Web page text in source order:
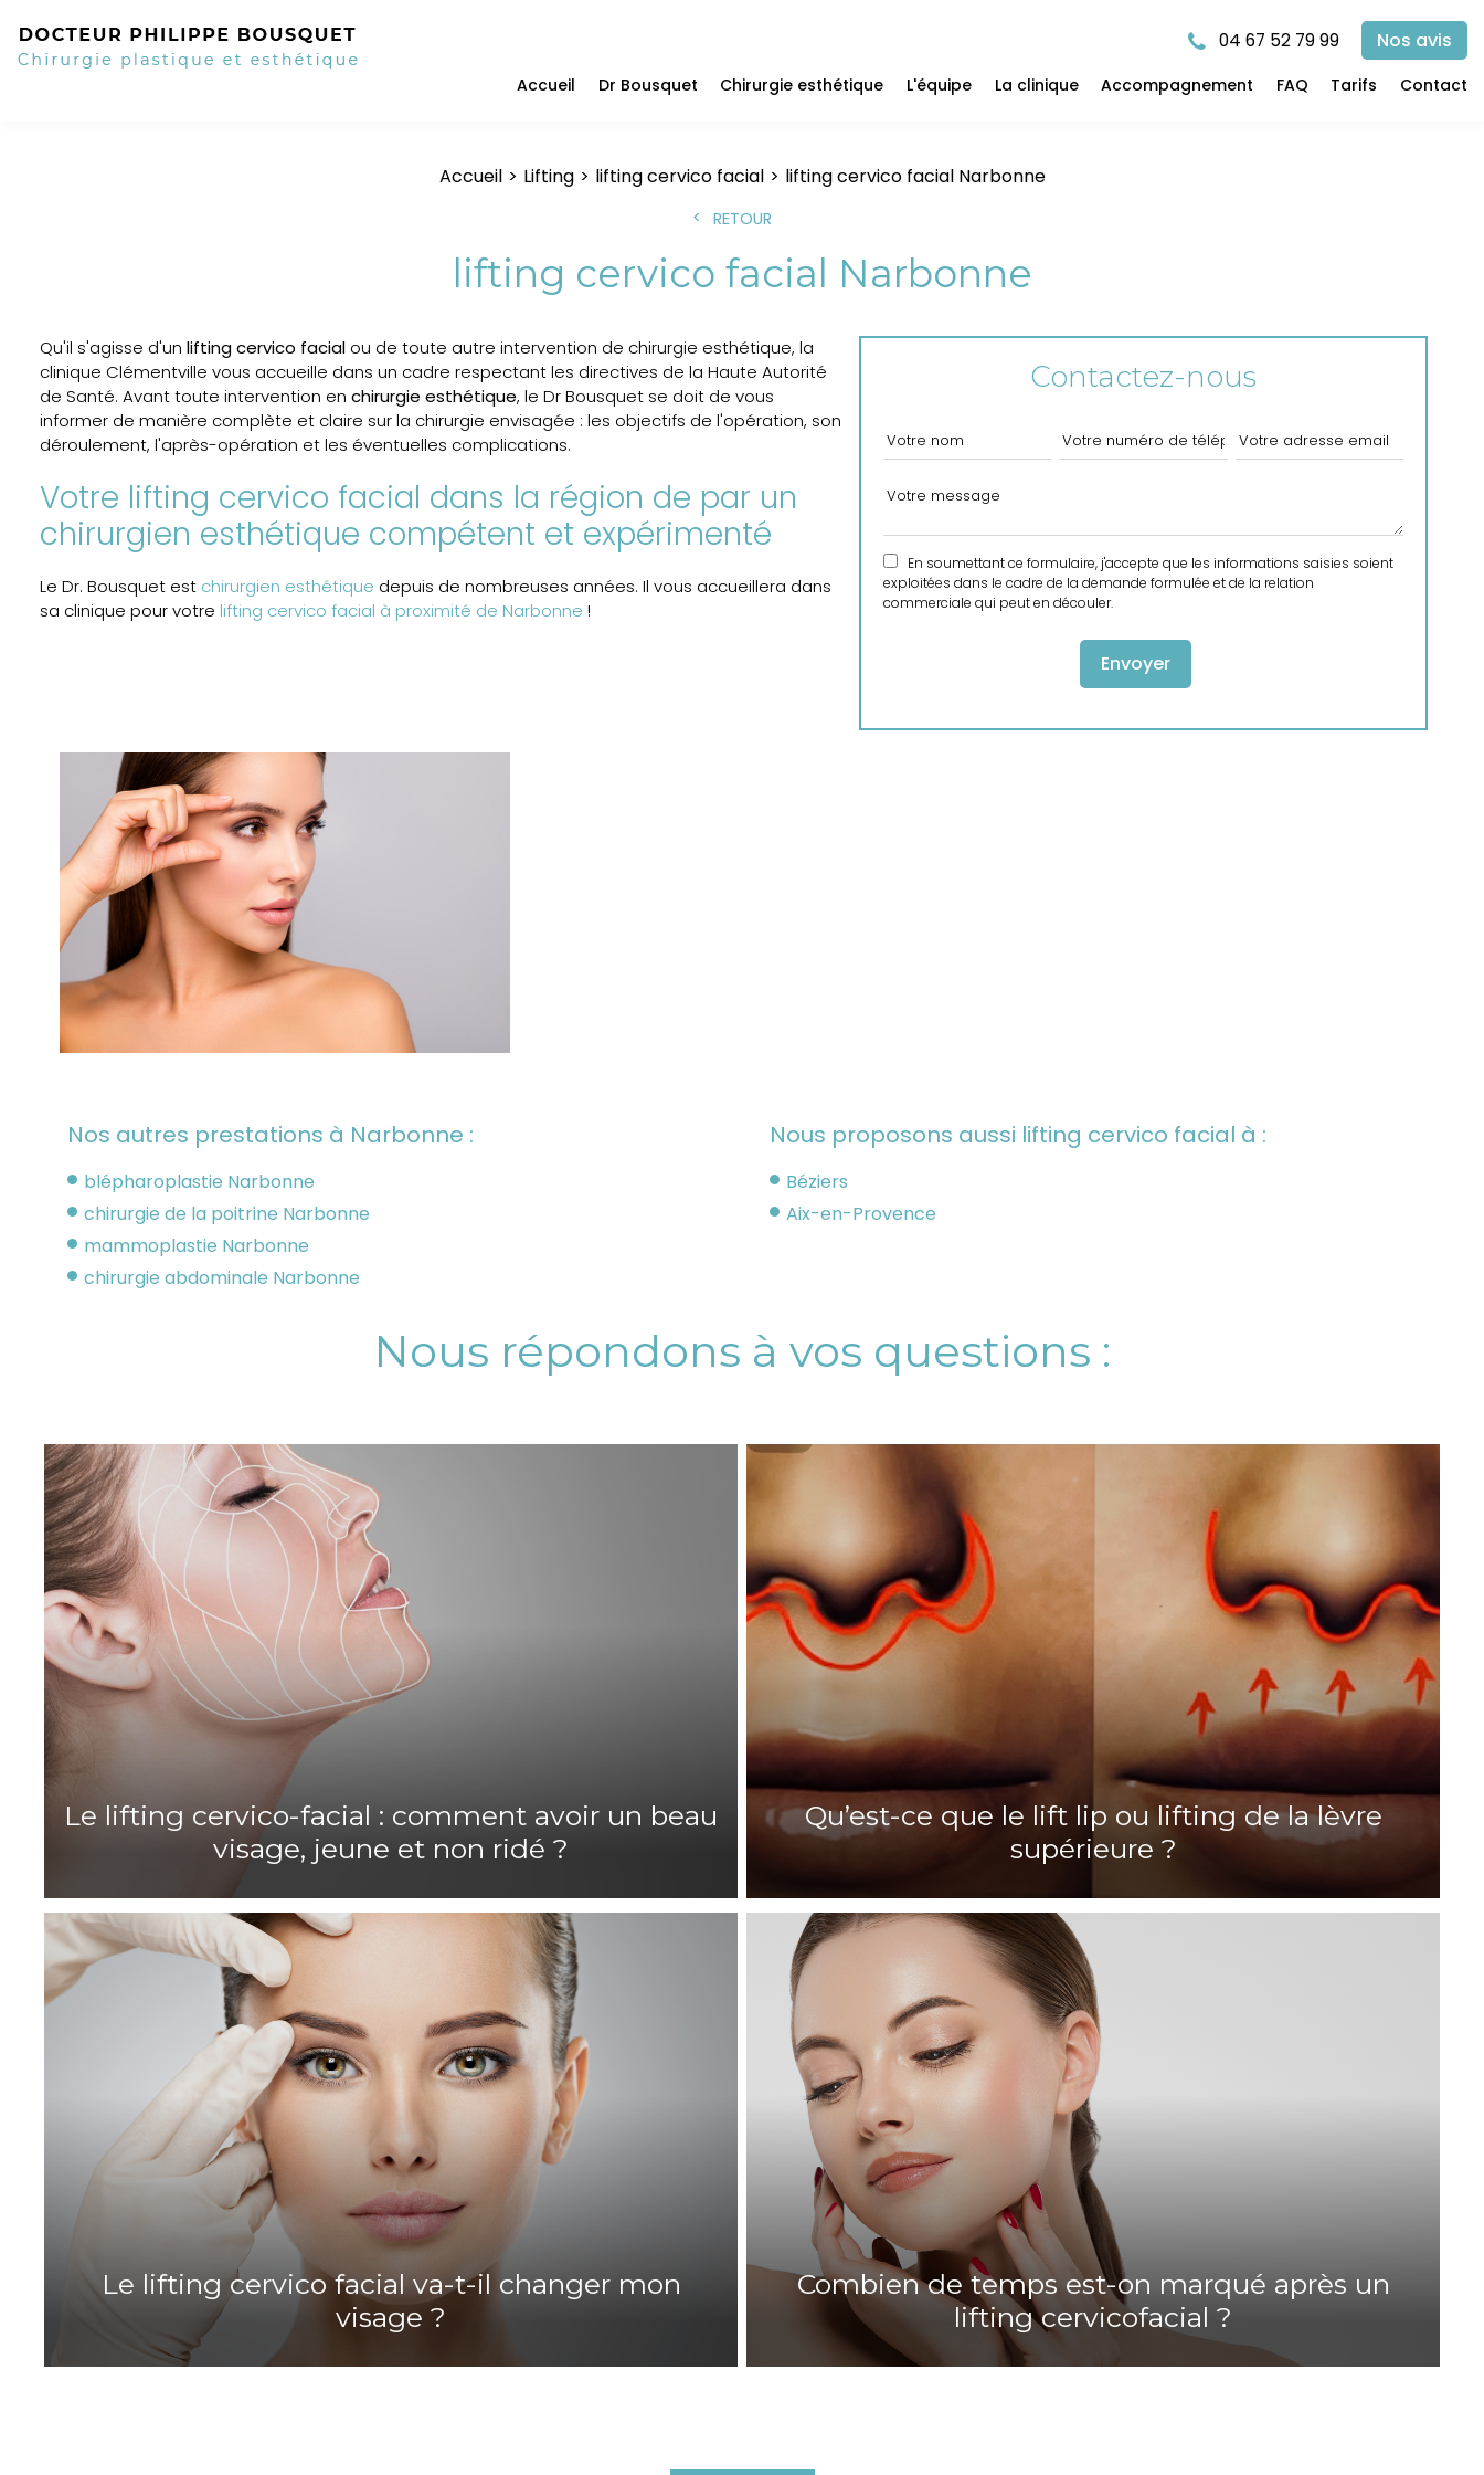
04 67 52 79 99 Nos avis
Accueil Dr Bousquet Chirurgie esthétique L'équipe La clinique Accompagnement FAQ Tarifs Contact
Accueil Lifting lifting cervico facial lifting cervico facial Narbonne
RETOUR
lifting cervico facial Narbonne
Qu'il s'agisse d'un lifting cervico facial ou de toute autre intervention de chirurgie esthétique, la
clinique Clémentville vous accueille dans un cadre respectant les directives de la Haute Autorité
de Santé. Avant toute intervention en chirurgie esthétique, le Dr Bousquet se doit de vous
informer de manière complète et claire sur la chirurgie envisagée : les objectifs de l'opération, son
déroulement, l'après-opération et les éventuelles complications.
Votre lifting cervico facial dans la région de par un
chirurgien esthétique compétent et expérimenté
Le Dr. Bousquet est chirurgien esthétique depuis de nombreuses années. Il vous accueillera dans
sa clinique pour votre lifting cervico facial à proximité de Narbonne !
Contactez-nous
En soumettant ce formulaire, j'accepte que les informations saisies soient
exploitées dans le cadre de la demande formulée et de la relation
commerciale qui peut en découler.
Nos autres prestations à Narbonne :
blépharoplastie Narbonne
chirurgie de la poitrine Narbonne
mammoplastie Narbonne
chirurgie abdominale Narbonne
Nous proposons aussi lifting cervico facial à :
Béziers
Aix-en-Provence
Nous répondons à vos questions :
Le lifting cervico-facial : comment avoir un beau
visage, jeune et non ridé ?
Qu’est-ce que le lift lip ou lifting de la lèvre
supérieure ?
Le lifting cervico facial va-t-il changer mon
visage ?
Combien de temps est-on marqué après un
lifting cervicofacial ?